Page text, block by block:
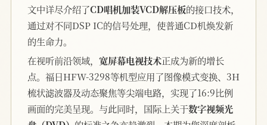
文中详尽介绍了CD唱机加装VCD解压板的接口技术，
通过对不同DSP IC的信号处理，使普通CD机焕发新
的生命力。
在视听前沿领域， 宽屏幕电视技术正成为新的增长
点。福日HFW-3298等机型应用了图像模式变换、3H
梳状滤波器及动态聚焦等尖端电路，实现了16:9比例
画面的完美呈现。与此同时，国际上关于数字视频光